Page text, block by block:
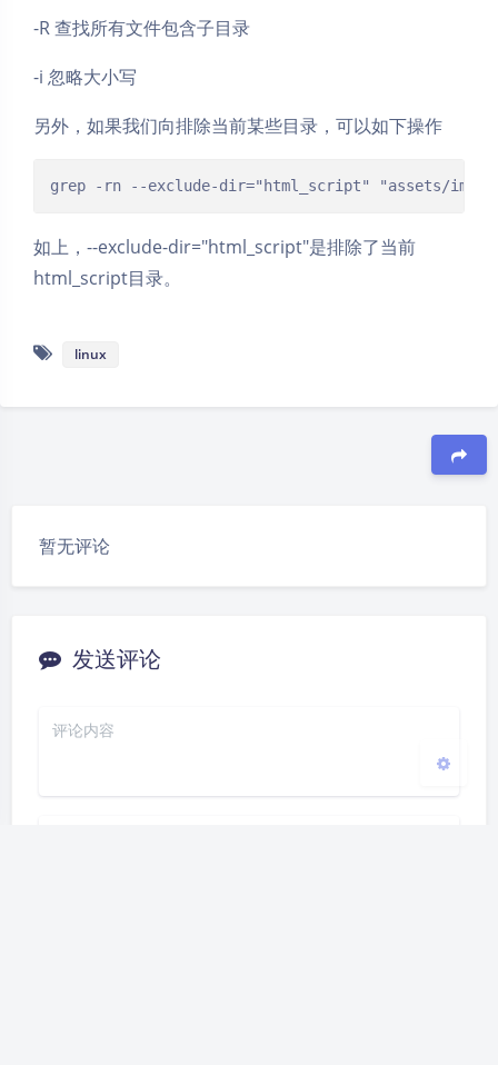
-R 查找所有文件包含子目录
-i 忽略大小写
另外，如果我们向排除当前某些目录，可以如下操作
grep -rn --exclude-dir="html_script" "assets/
如上，--exclude-dir="html_script"是排除了当前
html_script目录。
linux
暂无评论
发送评论